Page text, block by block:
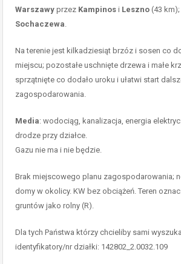
Warszawy przez Kampinos i Leszno (43
Sochaczewa.
Na terenie jest kilkadziesiąt brzóz i sosen co
miejscu; pozostałe uschnięte drzewa i małe
sprzątnięte co dodało uroku i ułatwi start
zagospodarowania.
Media: wodociąg, kanalizacja, energia
drodze przy działce.
Gazu nie ma i nie będzie.
Brak miejscowego planu zagospodarowania;
domy w okolicy. KW bez obciążeń. Teren
gruntów jako rolny (R).
Dla tych Państwa którzy chcieliby sami
identyfikatory/nr działki: 142802_2.0032.109